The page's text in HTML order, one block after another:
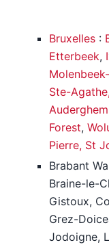
Bruxelles :
Etterbeek,
Ste-
Auderghem
Forest,
Pierre, St
Brabant
Braine-le-
Gistoux,
Grez-
Jodoigne,